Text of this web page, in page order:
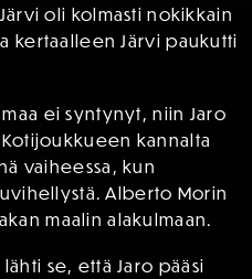
oli kolmasti nokikkain
kertaalleen Järvi paukutti
ei syntynyt, niin Jaro
kannalta
vaiheessa, kun
Alberto Morin
maalin alakulmaan.
se, että Jaro pääsi